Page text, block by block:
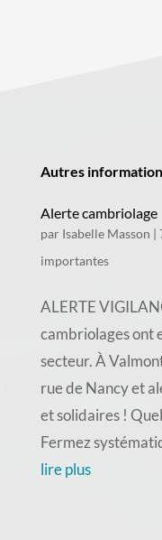
Autres
Alerte cambriolage
par Isabelle Masson |
importantes
ALERTE
cambriolages ont
secteur. À
rue de Nancy et
et solidaires !
Fermez
lire plus